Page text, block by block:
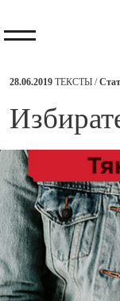
28.06.2019 ТЕКСТЫ /